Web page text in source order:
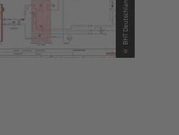
© BHT Deutschland GmbH